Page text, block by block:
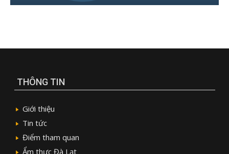
THÔNG TIN
Giới thiệu
Tin tức
Điểm tham quan
Ẩm thực Đà Lạt